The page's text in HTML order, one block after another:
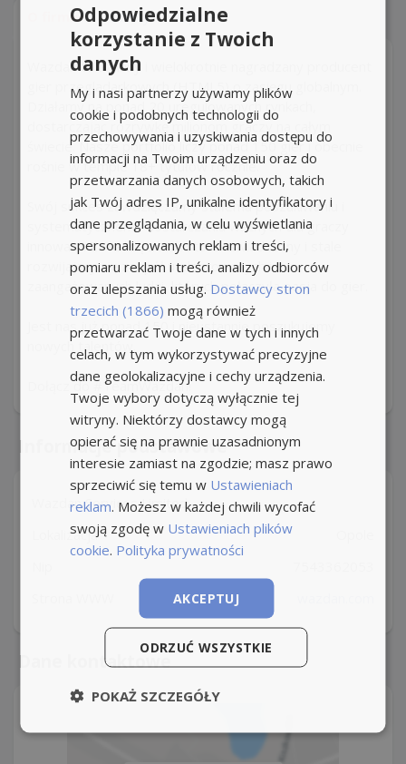
O firmie Oferty Opinie
Wazdan to uznany i wielokrotnie nagradzany producent
gier przeglądarkowych (HTML5) o zasięgu globalnym.
Działamy na ponad 20 uregulowanych rynkach,
dostarczając rozrywkę milionom graczy na całym
świecie. Nasze portfolio liczy ponad 150 gier i obecnie
rośnie w tempie 18+ tytułów rocznie.
Swój sukces zawdzięczamy stałemu poszukiwaniu i
systematycznemu dostarczaniu ważnych dla graczy
innowacji. Za każdą z nich stoi doświadczony i stale
rozwijający się zespół utalentowanych i
zaangażowanych ludzi, których połączyła pasja do gier.
Jest nas już ponad 150 i nieustannie poszukujemy
nowych talentów.
Dołącz do #TeamWazdan!
Informacje podstawowe
Wazdan Services Limited
Lokalizacja
Dane kontaktowe
Odpowiedzialne
korzystanie z Twoich
danych
My i nasi partnerzy używamy plików
cookie i podobnych technologii do
przechowywania i uzyskiwania dostępu do
informacji na Twoim urządzeniu oraz do
przetwarzania danych osobowych, takich
jak Twój adres IP, unikalne identyfikatory i
dane przeglądania, w celu wyświetlania
spersonalizowanych reklam i treści,
pomiaru reklam i treści, analizy odbiorców
oraz ulepszania usług. Dostawcy stron
trzecich (1866) mogą również
przetwarzać Twoje dane w tych i innych
celach, w tym wykorzystywać precyzyjne
dane geolokalizacyjne i cechy urządzenia.
Twoje wybory dotyczą wyłącznie tej
witryny. Niektórzy dostawcy mogą
opierać się na prawnie uzasadnionym
interesie zamiast na zgodzie; masz prawo
sprzeciwić się temu w Ustawieniach
reklam. Możesz w każdej chwili wycofać
swoją zgodę w Ustawieniach plików
cookie. Polityka prywatności
AKCEPTUJ
ODRZUĆ WSZYSTKIE
POKAŻ SZCZEGÓŁY